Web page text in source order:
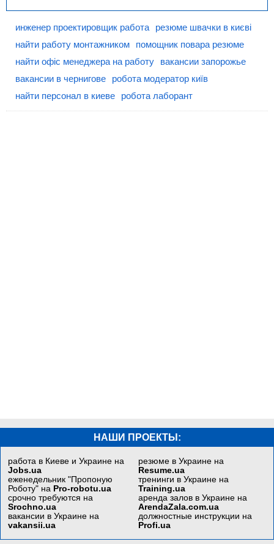
инженер проектировщик работа
резюме швачки в києві
найти работу монтажником
помощник повара резюме
найти офіс менеджера на работу
вакансии запорожье
вакансии в чернигове
робота модератор київ
найти персонал в киеве
робота лаборант
НАШИ ПРОЕКТЫ:
работа в Киеве и Украине на
Jobs.ua
еженедельник "Пропоную
Роботу" на Pro-robotu.ua
срочно требуются на
Srochno.ua
вакансии в Украине на
vakansii.ua
резюме в Украине на
Resume.ua
тренинги в Украине на
Training.ua
аренда залов в Украине на
ArendaZala.com.ua
должностные инструкции на
Profi.ua